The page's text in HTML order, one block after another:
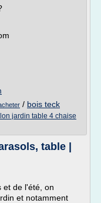
/ bois teck
jardin table 4 chaise
table |
et de l'été, on
et notamment